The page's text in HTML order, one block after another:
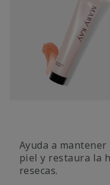
Ayuda a
piel y restaura la
resecas.